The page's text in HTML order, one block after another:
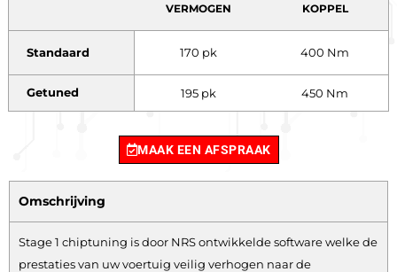
VERMOGEN KOPPEL
Standaard 170 pk 400 Nm
Getuned 195 pk 450 Nm
MAAK EEN AFSPRAAK
Omschrijving
Stage 1 chiptuning is door NRS ontwikkelde software welke de
prestaties van uw voertuig veilig verhogen naar de